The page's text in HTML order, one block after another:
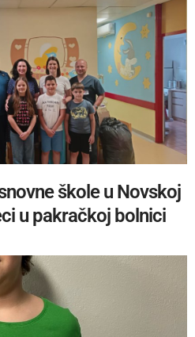
škole u Novskoj
u pakračkoj bolnici